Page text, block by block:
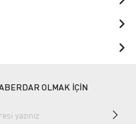
OLMAK İÇİN